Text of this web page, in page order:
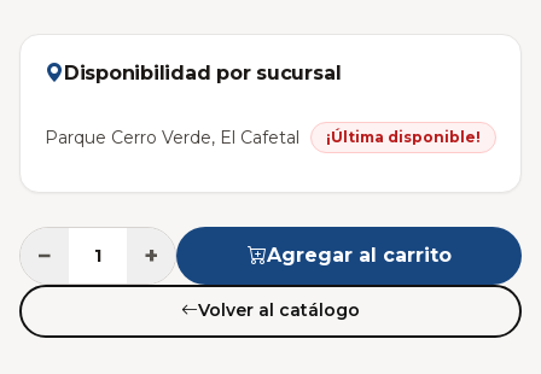
Disponibilidad por sucursal
Parque Cerro Verde, El Cafetal ¡Última disponible!
− + Agregar al carrito
Volver al catálogo